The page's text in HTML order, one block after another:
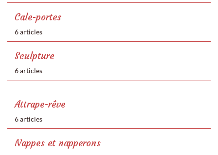
Cale-portes
6 articles
Sculpture
6 articles
Attrape-rêve
6 articles
Nappes et napperons